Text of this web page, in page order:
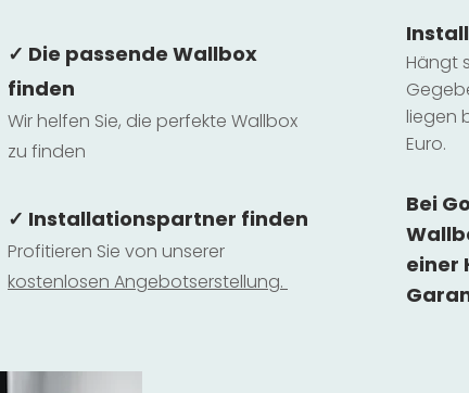
✓ Die passende Wallbox
finden
Wir helfen Sie, die perfekte Wallbox
zu finden
✓ Installationspartner finden
Profitieren Sie von unserer
kostenlosen Angebotserstellung.
Hängt
liegen
Euro.
Bei
einer